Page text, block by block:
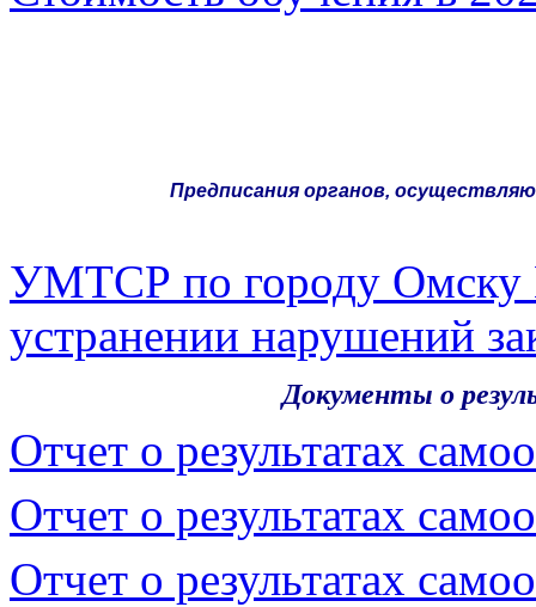
Предписания органов,
УМТСР по городу Омску
устранении нарушений
Документы о результатах
Отчет о результатах
Отчет о результатах
Отчет о результатах